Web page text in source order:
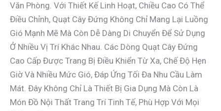
Văn Phòng. Với Thiết Kế Linh Hoạt, Chiều Cao Có Thể
Điều Chỉnh, Quạt Cây Đứng Không Chỉ Mang Lại Luồng
Gió Mạnh Mẽ Mà Còn Dễ Dàng Di Chuyển Để Sử Dụng
Ở Nhiều Vị Trí Khác Nhau. Các Dòng Quạt Cây Đứng
Cao Cấp Được Trang Bị Điều Khiển Từ Xa, Chế Độ Hẹn
Giờ Và Nhiều Mức Gió, Đáp Ứng Tối Đa Nhu Cầu Làm
Mát. Đây Không Chỉ Là Thiết Bị Gia Dụng Mà Còn Là
Món Đồ Nội Thất Trang Trí Tinh Tế, Phù Hợp Với Mọi